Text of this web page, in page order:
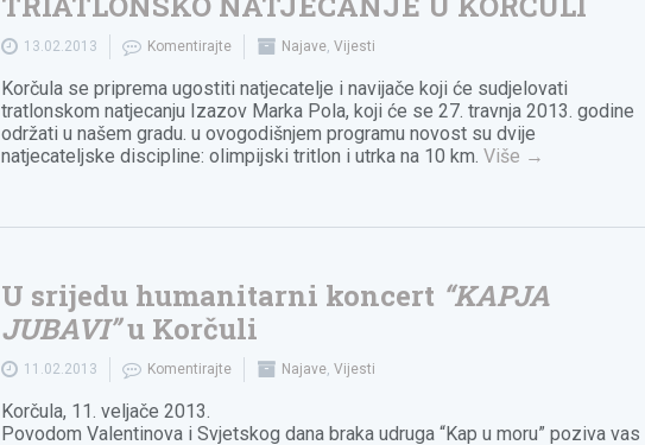
13.02.2013 Komentirajte Najave ,Vijesti
Korčula se priprema ugostiti natjecatelje i navijače koji će sudjelovati
tratlonskom natjecanju Izazov Marka Pola, koji će se 27. travnja 2013. godine
održati u našem gradu. u ovogodišnjem programu novost su dvije
natjecateljske discipline: olimpijski tritlon i utrka na 10 km.Više →
U srijedu humanitarni koncert “KAPJA
JUBAVI”u Korčuli
11.02.2013 Komentirajte Najave ,Vijesti
Korčula, 11. veljače 2013.
Povodom Valentinova i Svjetskog dana braka udruga “Kap u moru” poziva vas